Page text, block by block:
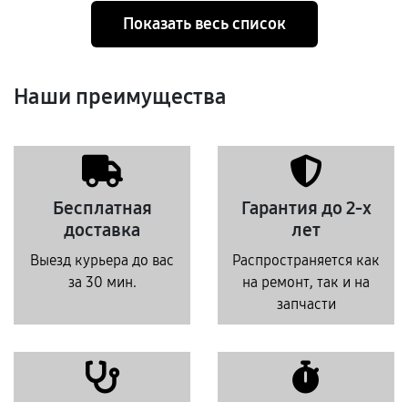
Показать весь список
Наши преимущества
Бесплатная
доставка
Выезд курьера до вас
за 30 мин.
Гарантия до 2-х
лет
Распространяется как
на ремонт, так и на
запчасти